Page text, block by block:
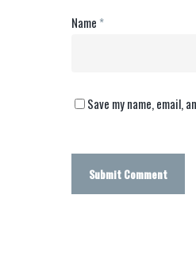
Name *
Save my name, email,